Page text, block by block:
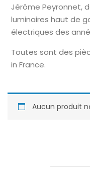
Jérôme Peyronnet,
luminaires haut de
électriques des
Toutes sont des
in France.
Aucun produit